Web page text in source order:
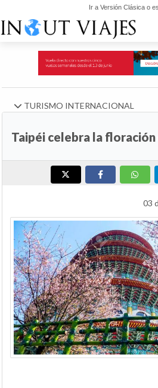
Ir a Versión Clásica o
TURISMO INTERNACIONAL
Taipéi celebra la
03